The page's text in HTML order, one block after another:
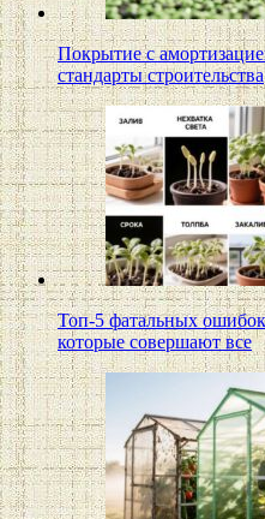
Покрытие с
стандарты строительства
Топ-5 фатальных
которые совершают все